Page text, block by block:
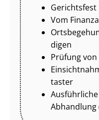
Gerichtsfest
Vom
di­gen
Prüfung von
tas­ter
Abhandlung